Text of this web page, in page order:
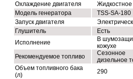
Охлаждение двигателя
Жидкостное
Модель генератора
TSS-SA-180
Запуск двигателя
Глушитель
Есть
Исполнение
В
кожухе
Рекомендуемое топливо
Сезонное
дизельное
Объем топливного бака
(л)
290